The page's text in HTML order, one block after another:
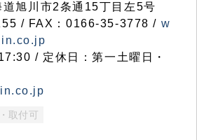
旭川市2条通15丁目左5号
/ FAX：0166-35-3778 / w
/ 定休日：第一土曜日・
取付可